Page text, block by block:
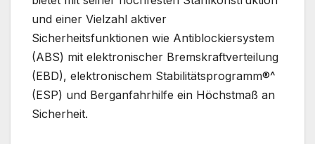
und einer Vielzahl aktiver
Sicherheitsfunktionen wie Antiblockiersystem
(ABS) mit elektronischer Bremskraftverteilung
(EBD), elektronischem Stabilitätsprogramm®^
(ESP) und Berganfahrhilfe ein Höchstmaß an
Sicherheit.